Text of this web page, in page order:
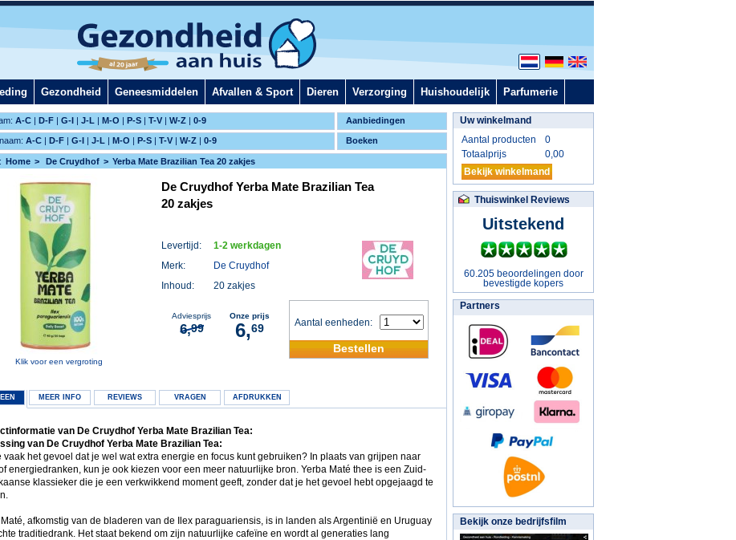
Gezondheid Geneesmiddelen Afvallen & Sport Dieren Verzorging Huishoudelijk Parfumerie
Aanbiedingen
A-C | D-F | G-I | J-L | M-O | P-S | T-V | W-Z | 0-9
Boeken
A-C | D-F | G-I | J-L | M-O | P-S | T-V | W-Z | 0-9
Home De Cruydhof Yerba Mate Brazilian Tea 20 zakjes
Klik voor een vergroting
De Cruydhof Yerba Mate Brazilian Tea
20 zakjes
Levertijd:
1-2 werkdagen
Merk:
De Cruydhof
Inhoud:
20 zakjes
Aantal eenheden:
Bestellen
Adviesprijs
6,99
Onze prijs
6,69
MEER INFO REVIEWS VRAGEN AFDRUKKEN
van De Cruydhof Yerba Mate Brazilian Tea:
van De Cruydhof Yerba Mate Brazilian Tea:
vaak het gevoel dat je wel wat extra energie en focus kunt gebruiken? In plaats van grijpen naar
energiedranken, kun je ook kiezen voor een meer natuurlijke bron. Yerba Maté thee is een Zuid-
klassieker die je een verkwikkend moment geeft, zonder dat je het gevoel hebt opgejaagd te
afkomstig van de bladeren van de Ilex paraguariensis, is in landen als Argentinië en Uruguay
traditiedrank. Het staat bekend om zijn natuurlijke cafeïne en wordt al generaties lang
Uw winkelmand
Aantal producten
0
Totaalprijs
0,00
Bekijk winkelmand
Thuiswinkel Reviews
Uitstekend
60.205 beoordelingen door
bevestigde kopers
Partners
Bekijk onze bedrijfsfilm